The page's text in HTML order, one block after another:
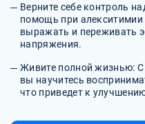
Верните себе контроль
помощь при алекситимии
выражать и переживать
напряжения.
Живите полной жизнью:
вы научитесь
что приведет к